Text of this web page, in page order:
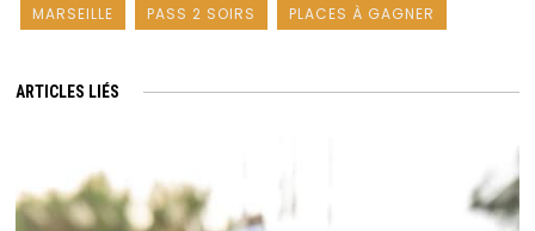
MARSEILLE
PASS 2 SOIRS PLACES À GAGNER
ARTICLES LIÉS